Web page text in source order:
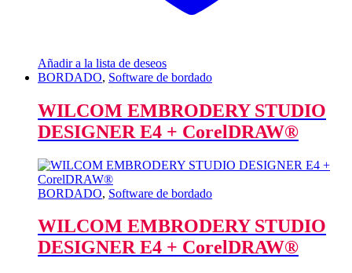
Añadir a la lista de deseos
BORDADO, Software de bordado
WILCOM EMBRODERY STUDIO
DESIGNER E4 + CorelDRAW®
BORDADO, Software de bordado
WILCOM EMBRODERY STUDIO
DESIGNER E4 + CorelDRAW®